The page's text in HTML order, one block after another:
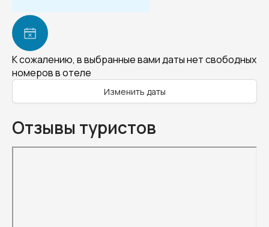
К сожалению, в выбранные вами даты нет свободных
номеров в отеле
Изменить даты
Отзывы туристов